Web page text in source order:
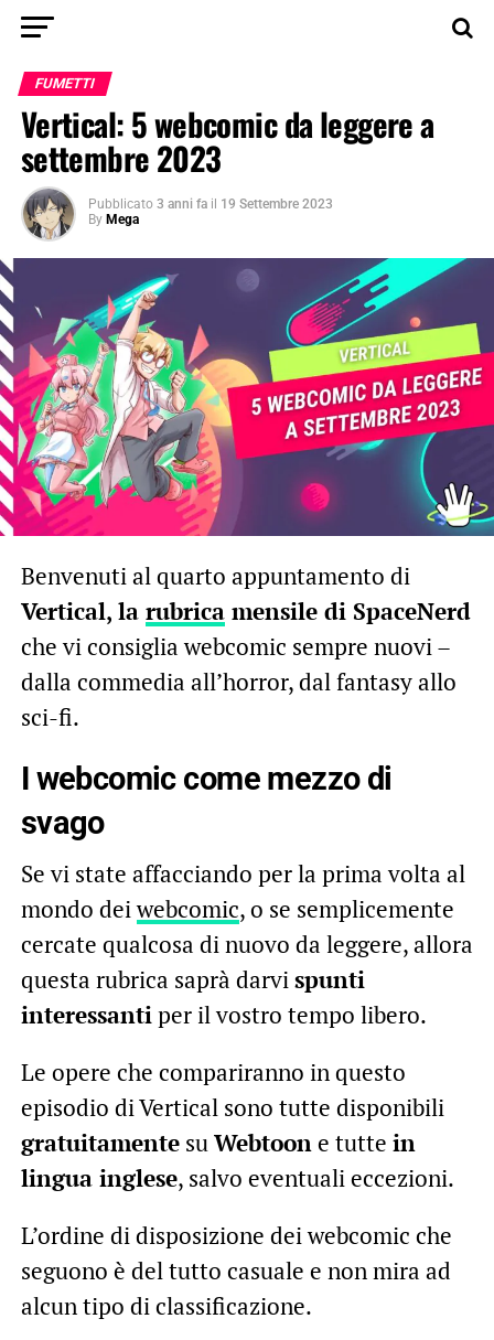
FUMETTI
Vertical: 5 webcomic da leggere a
settembre 2023
Pubblicato 3 anni fa il 19 Settembre 2023
By Mega
Benvenuti al quarto appuntamento di
Vertical, la rubricamensile di SpaceNerd
che vi consiglia webcomic sempre nuovi –
dalla commedia all’horror, dal fantasy allo
sci-fi.
I webcomic come mezzo di
svago
Se vi state affacciando per la prima volta al
mondo deiwebcomic, o se semplicemente
cercate qualcosa di nuovo da leggere, allora
questa rubrica saprà darvispunti
interessantiper il vostro tempo libero.
Le opere che compariranno in questo
episodio di Vertical sono tutte disponibili
gratuitamentesuWebtoone tutte in
lingua inglese, salvo eventuali eccezioni.
L’ordine di disposizione dei webcomic che
seguono è del tutto casuale e non mira ad
alcun tipo di classificazione.